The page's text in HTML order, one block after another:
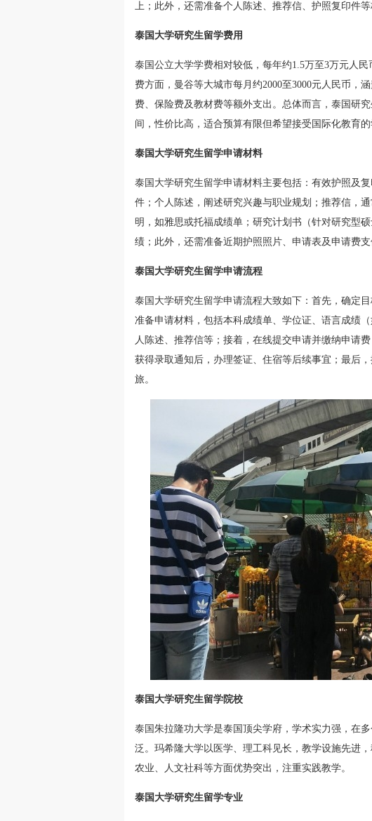
上；此外，还需准备个人陈述、推荐信、护照复印件
泰国大学研究生留学费用
泰国公立大学学费相对较低，每年约1.5万至3万元人
费方面，曼谷等大城市每月约2000至3000元人民币，
费、保险费及教材费等额外支出。总体而言，泰国研
间，性价比高，适合预算有限但希望接受国际化教育的
泰国大学研究生留学申请材料
泰国大学研究生留学申请材料主要包括：有效护照及
件；个人陈述，阐述研究兴趣与职业规划；推荐信，
明，如雅思或托福成绩单；研究计划书（针对研究型
绩；此外，还需准备近期护照照片、申请表及申请费支
泰国大学研究生留学申请流程
泰国大学研究生留学申请流程大致如下：首先，确定
准备申请材料，包括本科成绩单、学位证、语言成绩
人陈述、推荐信等；接着，在线提交申请并缴纳申请
获得录取通知后，办理签证、住宿等后续事宜；最后
旅。
泰国大学研究生留学院校
泰国朱拉隆功大学是泰国顶尖学府，学术实力强，在
泛。玛希隆大学以医学、理工科见长，教学设施先进
农业、人文社科等方面优势突出，注重实践教学。
泰国大学研究生留学专业